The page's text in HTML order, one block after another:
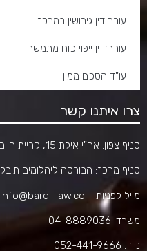
עורך דין גירושין במרכז
עורךד ין ייפוי כוח מתמשך
עו"ד הסכם ממון
צרו איתנו קשר
סניף צפון: אח"י אילת 15, קריית חיים
סניף מרכז: הבורסה ליהלומים תובל 40, רמת גן
מייל לפניות: info@barel-law.co.il
משרד: 04-8889036
נייד: 052-441-9666